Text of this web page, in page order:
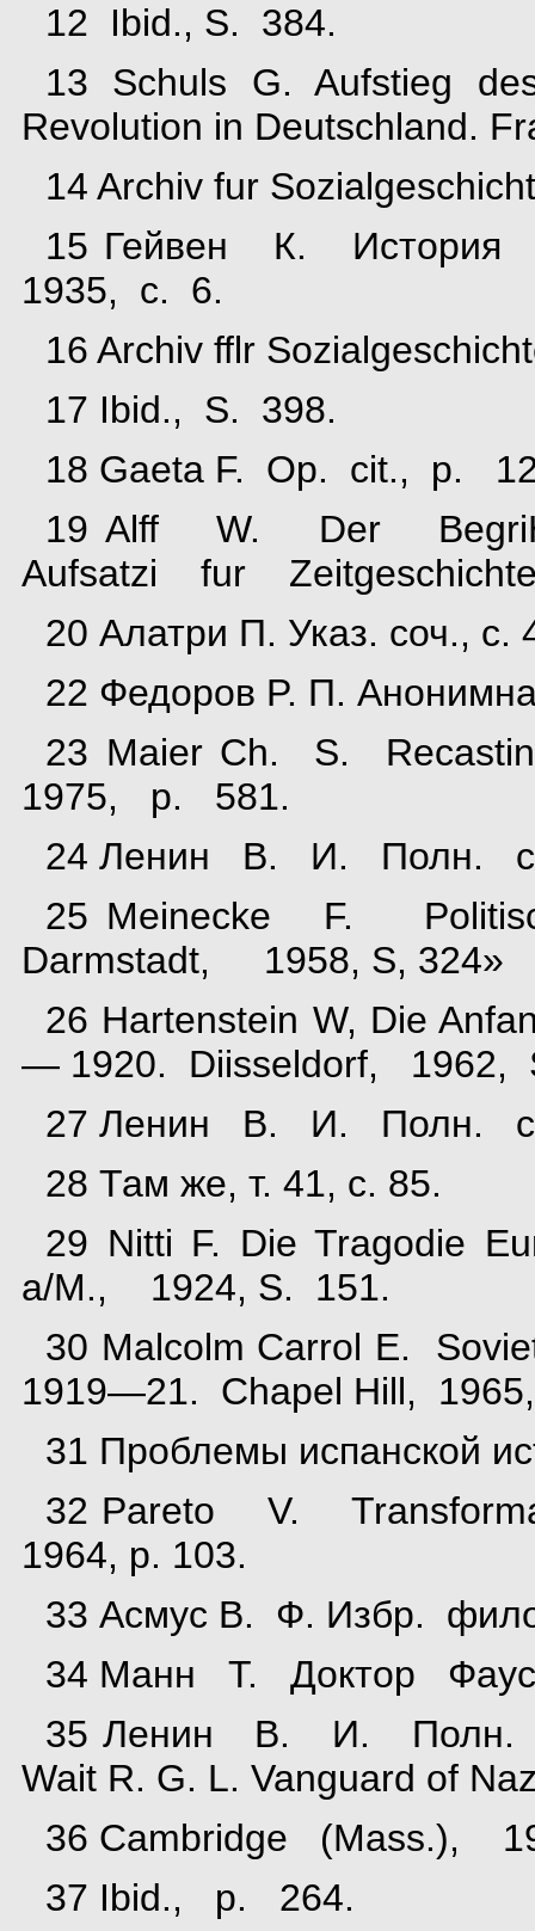
12 Ibid., S. 384.
13 Schuls G. Aufstieg
Revolution in Deutschland.
14 Archiv fur
15 Гейвен К. История
1935, с. 6.
16 Archiv fflr
17 Ibid., S. 398.
18 Gaeta F. Op. cit., p.
19 Alff W. Der
Aufsatzi fur
20 Алатри П. Указ. соч., с.
22 Федоров P. П.
23 Maier Ch. S.
1975, p. 581.
24 Ленин В. И. Полн.
25 Meinecke F.
Darmstadt, 1958, S, 324»
26 Hartenstein W, Die
— 1920. Diisseldorf, 1962,
27 Ленин В. И. Полн.
28 Там же, т. 41, с. 85.
29 Nitti F. Die Tragodie
a/M., 1924, S. 151.
30 Malcolm Carrol E.
1919—21. Chapel Hill,
31 Проблемы испанской
32 Pareto V.
1964, p. 103.
33 Асмус В. Ф. Избр.
34 Манн Т. Доктор
35 Ленин В. И. Полн.
Wait R. G. L. Vanguard of
36 Cambridge (Mass.),
37 Ibid., p. 264.